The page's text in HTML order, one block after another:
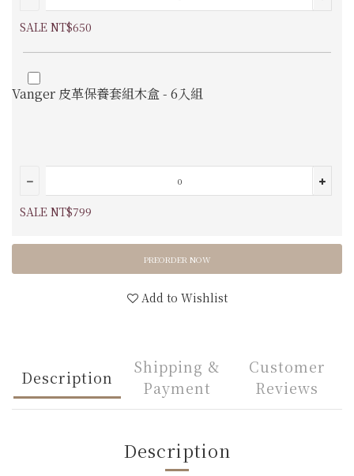
SALE NT$650
Vanger 皮革保養套組木盒 - 6入組
SALE NT$799
PREORDER NOW
Add to Wishlist
Description
Shipping &
Payment
Customer
Reviews
Description